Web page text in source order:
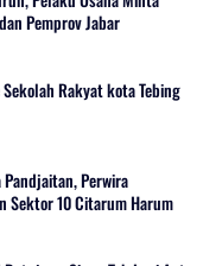
Pemprov Jabar
Rakyat kota Tebing
Pandjaitan, Perwira
Sektor 10 Citarum Harum